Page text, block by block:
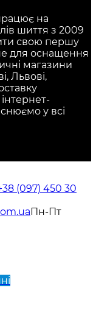
на
шиття з 2009
свою першу
для оснащення
магазини
Львові,
у всі
(097) 450 30
Пн-Пт